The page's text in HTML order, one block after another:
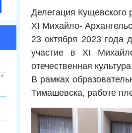
Делегация Кущевского
XI Михайло-
23 октября 2023 года
участие в XI
отечественная
В рамках
Тимашевска, работе